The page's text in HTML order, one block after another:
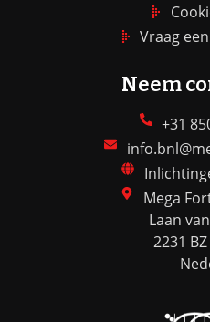
Vraag
Neem
+31
Mega
Laan
2231